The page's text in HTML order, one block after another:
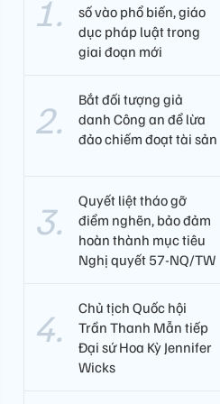
số vào phổ biến, giáo
dục pháp luật trong
giai đoạn mới
Bắt đối tượng giả
danh Công an để lừa
đảo chiếm đoạt tài sản
Quyết liệt tháo gỡ
điểm nghẽn, bảo đảm
hoàn thành mục tiêu
Nghị quyết 57-NQ/TW
Chủ tịch Quốc hội
Trần Thanh Mẫn tiếp
Đại sứ Hoa Kỳ Jennifer
Wicks